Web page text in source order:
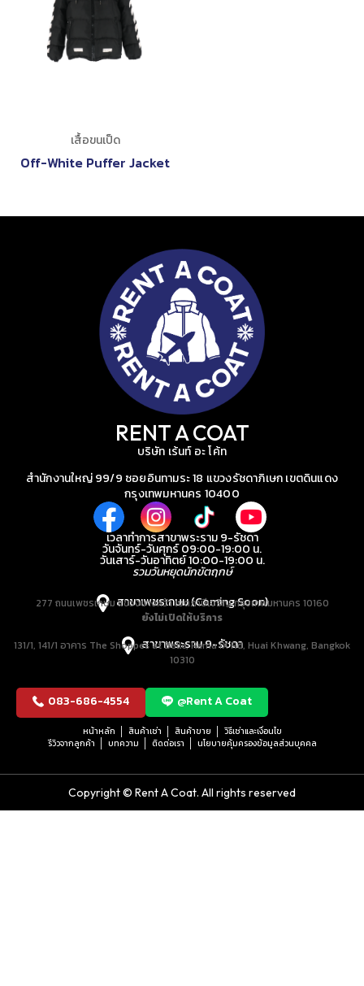
เสื้อขนเป็ด
Off-White Puffer Jacket
RENT A COAT
บริษัท เร้นท์ อะ โค้ท
สำนักงานใหญ่ 99/9 ซอยอินทามระ 18 แขวงรัชดาภิเษก เขตดินแดง
กรุงเทพมหานคร 10400
เวลาทำการสาขาพระราม 9-รัชดา
วันจันทร์-วันศุกร์ 09:00-19:00 น.
วันเสาร์-วันอาทิตย์ 10:00-19:00 น.
รวมวันหยุดนักขัตฤกษ์
สาขาเพชรเกษม (Coming Soon)
277 ถนนเพชรเกษม แขวงบางหว้า เขตภาษีเจริญ กรุงเทพมหานคร 10160
ยังไม่เปิดให้บริการ
สาขาพระราม 9-รัชดา
131/1, 141/1 อาคาร The Shoppes at Belle, Rama IX Rd, Huai Khwang, Bangkok
10310
083-686-4554 @Rent A Coat
หน้าหลัก สินค้าเช่า สินค้าขาย
วิธีเช่าและเงื่อนไข
รีวิวจากลูกค้า
บทความ ติดต่อเรา นโยบายคุ้มครองข้อมูลส่วนบุคคล
Copyright © Rent A Coat. All rights reserved